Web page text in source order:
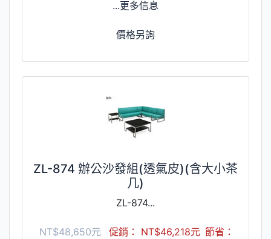
...更多信息
價格另詢
ZL-874 辦公沙發組(透氣皮)(含大小茶
几)
ZL-874...
NT$48,650元 促銷： NT$46,218元 節省：